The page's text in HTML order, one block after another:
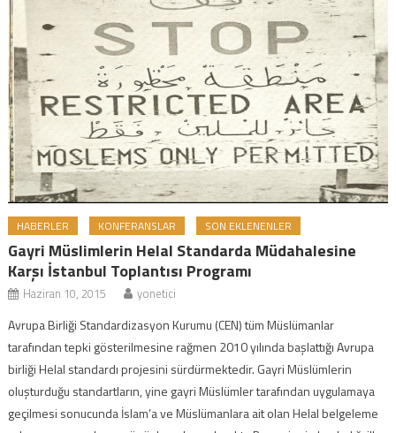
HABERLER KONFERANSLAR SON EKLENENLER
Gayri Müslimlerin Helal Standarda Müdahalesine
Karşı İstanbul Toplantısı Programı
Haziran 10, 2015 yonetici
Avrupa Birliği Standardizasyon Kurumu (CEN) tüm Müslümanlar
tarafından tepki gösterilmesine rağmen 2010 yılında başlattığı Avrupa
birliği Helal standardı projesini sürdürmektedir. Gayri Müslümlerin
oluşturduğu standartların, yine gayri Müslümler tarafından uygulamaya
geçilmesi sonucunda İslam’a ve Müslümanlara ait olan Helal belgeleme